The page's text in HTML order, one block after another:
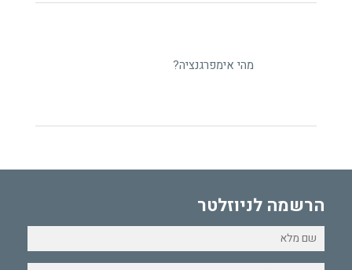
מהי אימפרגנציה?
הרשמה לניוזלטר